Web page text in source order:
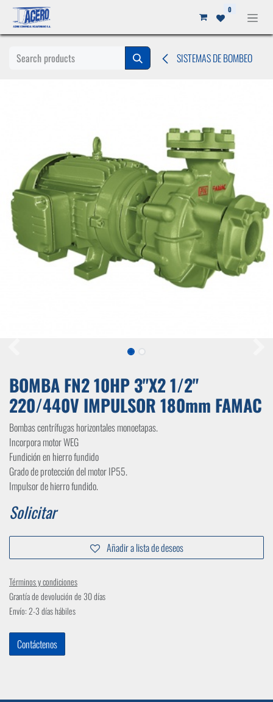
Ir al contenido 0
SISTEMAS DE BOMBEO
BOMBA FN2 10HP 3"X2 1/2"
220/440V IMPULSOR 180mm FAMAC
Bombas centrífugas horizontales monoetapas.
Incorpora motor WEG
Fundición en hierro fundido
Grado de protección del motor IP55.
Impulsor de hierro fundido.
Solicitar
Añadir a lista de deseos
Términos y condiciones
Grantía de devolución de 30 días
Envío: 2-3 días hábiles
Contáctenos